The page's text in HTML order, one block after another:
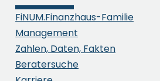
FiNUM.Finanzhaus-Familie
Management
Zahlen, Daten, Fakten
Beratersuche
Ich akzeptiere die
Datenschutzerklärung